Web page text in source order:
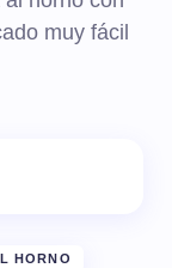
muy fácil
HORNO